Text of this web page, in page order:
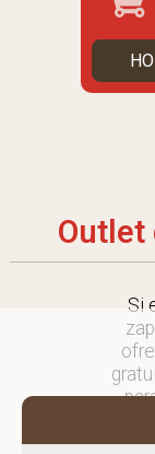
Outlet
Si